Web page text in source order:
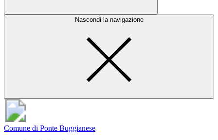
Nascondi la navigazione
Comune di Ponte Buggianese